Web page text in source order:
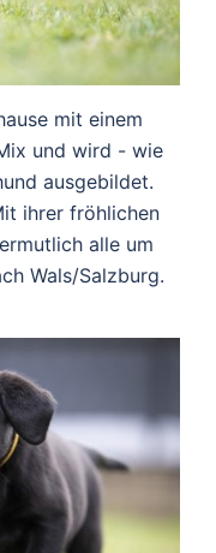
mit einem
und wird - wie
ausgebildet.
ihrer fröhlichen
alle um
Wals/Salzburg.